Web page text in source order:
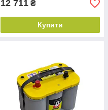
12 711 ₴
Купити